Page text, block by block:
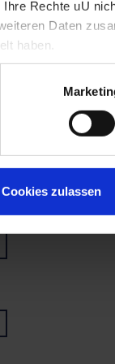
Ihre Rechte uU
Daten
haben.
Cookies zulassen